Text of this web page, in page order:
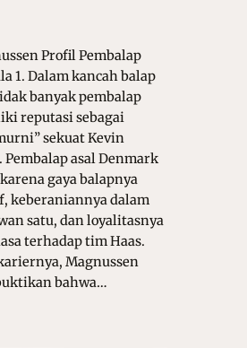
Profil Pembalap
1. Dalam kancah balap
banyak pembalap
reputasi sebagai
sekuat Kevin
Pembalap asal Denmark
gaya balapnya
keberaniannya dalam
satu, dan loyalitasnya
terhadap tim Haas.
Magnussen
bahwa…